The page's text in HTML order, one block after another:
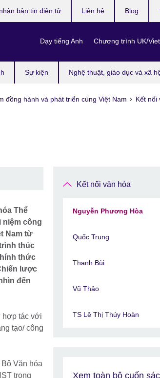
Sự kiện Nghệ thuật, giáo dục và xã
Dạy tiếng Anh Chương trình UK/
bản tin điện tử Liên hệ Blog
đồng hành và phát triển cùng Việt Nam Kết nối
Thể
niệm công
Nam từ
thúc
thức
lược
đến
hợp tác với
tạo/ công
Văn hóa
trong
Kết nối văn hóa
Nguyễn Phương Hòa
Quốc Trung
Thanh Bùi
Vũ Thảo
TS Lê Thị Thúy Hoàn
Xem toàn bộ cuốn